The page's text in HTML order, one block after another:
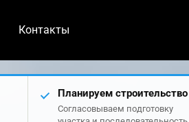
Контакты
Планируем строительство
Согласовываем подготовку